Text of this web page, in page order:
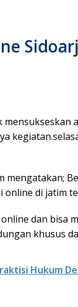
mengatakan;
di jatim
dan bisa
khusus
Hukum